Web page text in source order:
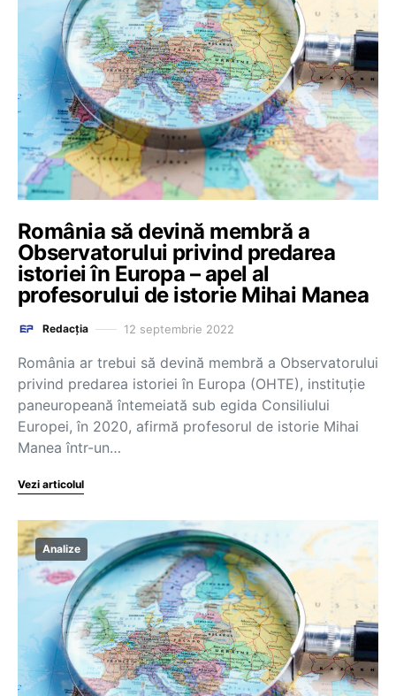
România să devină membră a
Observatorului privind predarea
istoriei în Europa – apel al
profesorului de istorie Mihai Manea
Redacția 12 septembrie 2022
România ar trebui să devină membră a Observatorului
privind predarea istoriei în Europa (OHTE), instituție
paneuropeană întemeiată sub egida Consiliului
Europei, în 2020, afirmă profesorul de istorie Mihai
Manea într-un…
Vezi articolul
Analize